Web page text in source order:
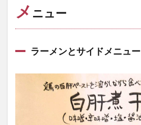
メ ニュー
ラーメンとサイドメニュー